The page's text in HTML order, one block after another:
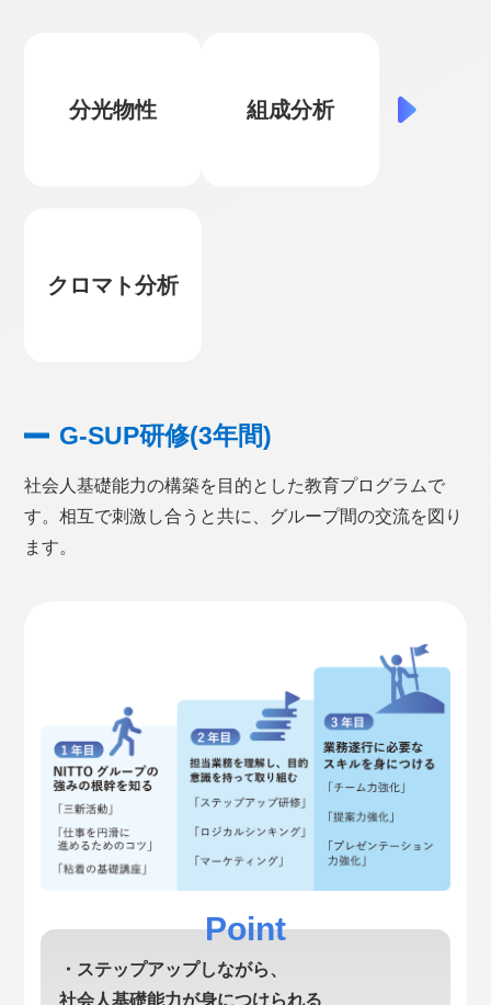
分光物性 組成分析
クロマト分析
G-SUP研修(3年間)
社会人基礎能力の構築を目的とした教育プログラムで
す。相互で刺激し合うと共に、グループ間の交流を図り
ます。
Point
・ステップアップしながら、
社会人基礎能力が身につけられる